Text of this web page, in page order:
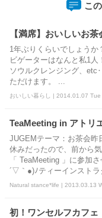
こ
【満席】おいしいお茶
1年ぶりくらいでしょう
ビゲーターはなんと私1人
ソウルクレンジング、
ただけます。 ...
おいしい暮らし | 2014.01.07
TeaMeeting in アトリ
JUGEMテーマ：お茶会昨
休みだったので、前から
「 TeaMeeting 」に参加
´▽｀●)ﾉティーインストラ
Natural stance*life | 2013.03.13
初！ワンセルフカフ